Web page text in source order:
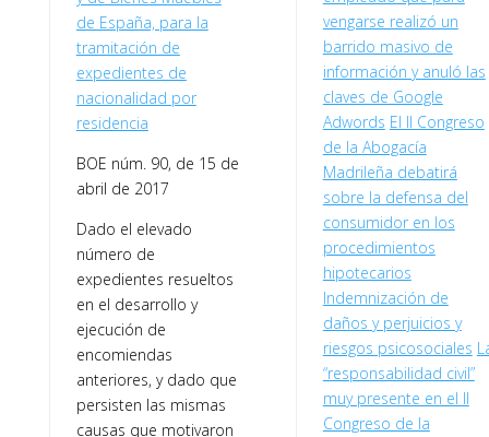
de España, para la
tramitación de
expedientes de
nacionalidad por
residencia
BOE núm. 90, de 15 de
abril de 2017
Dado el elevado
número de
expedientes resueltos
en el desarrollo y
ejecución de
encomiendas
anteriores, y dado que
persisten las mismas
causas que motivaron
vengarse realizó un
barrido masivo de
información y anuló las
claves de Google
Adwords El II Congreso
de la Abogacía
Madrileña debatirá
sobre la defensa del
consumidor en los
procedimientos
hipotecarios
Indemnización de
daños y perjuicios y
riesgos psicosociales
“responsabilidad civil”
muy presente en el II
Congreso de la